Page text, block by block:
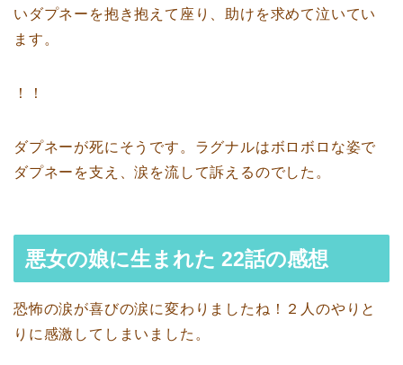
いダプネーを抱き抱えて座り、助けを求めて泣いてい
ます。
！！
ダプネーが死にそうです。ラグナルはボロボロな姿で
ダプネーを支え、涙を流して訴えるのでした。
悪女の娘に生まれた 22話の感想
恐怖の涙が喜びの涙に変わりましたね！２人のやりと
りに感激してしまいました。